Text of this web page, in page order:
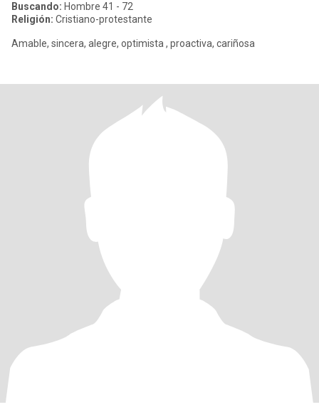
Buscando: Hombre 41 - 72
Religión: Cristiano-protestante
Amable, sincera, alegre, optimista , proactiva, cariñosa